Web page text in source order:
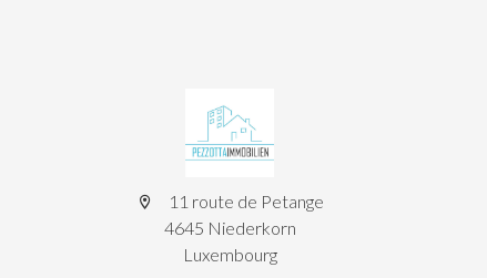
11 route de Petange
4645 Niederkorn
Luxembourg